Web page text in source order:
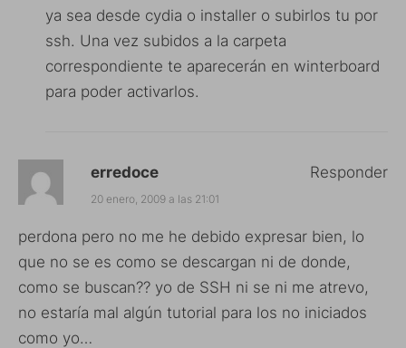
ya sea desde cydia o installer o subirlos tu por
ssh. Una vez subidos a la carpeta
correspondiente te aparecerán en winterboard
para poder activarlos.
erredoce
20 enero, 2009 a las 21:01
perdona pero no me he debido expresar bien, lo
que no se es como se descargan ni de donde,
como se buscan?? yo de SSH ni se ni me atrevo,
no estaría mal algún tutorial para los no iniciados
como yo…
Responder